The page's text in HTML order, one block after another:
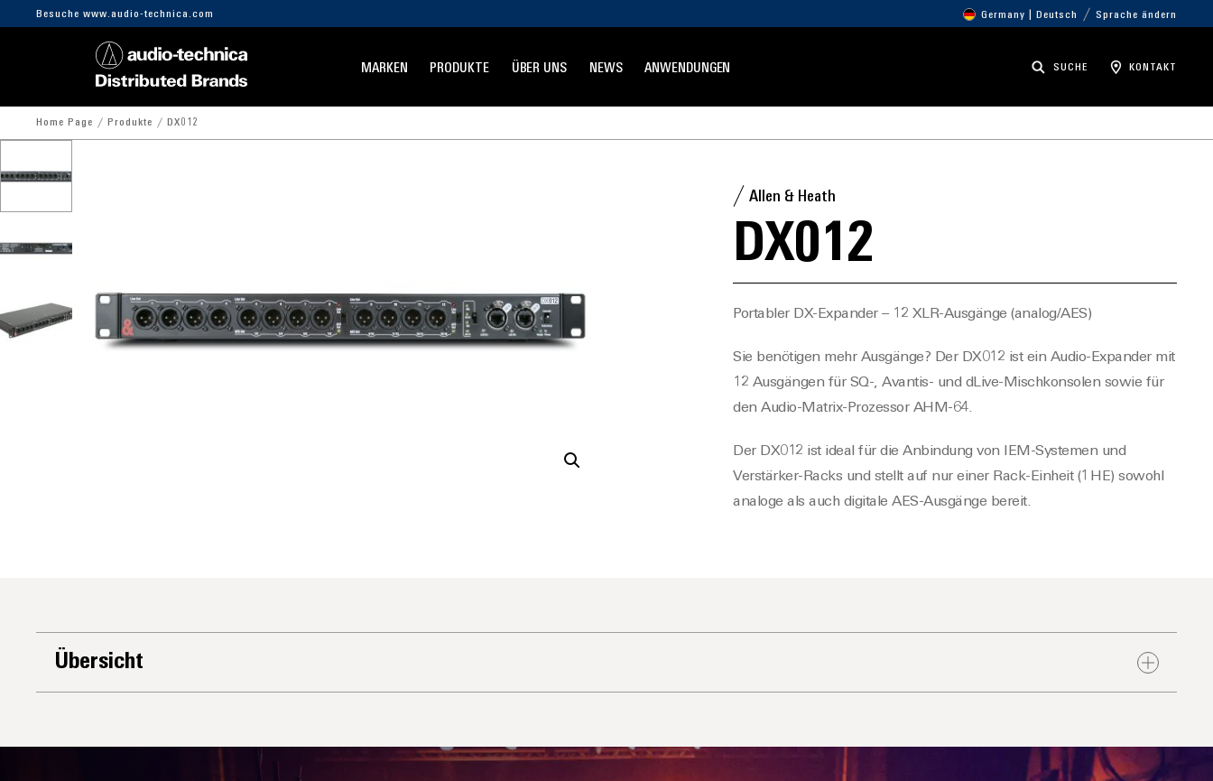
Besuche www.audio-technica.com Germany | Deutsch Sprache ändern
MARKEN PRODUKTE ÜBER UNS NEWS ANWENDUNGEN SUCHE KONTAKT
Home Page Produkte DX012
Allen & Heath
DX012
Portabler DX-Expander – 12 XLR-Ausgänge (analog/AES)
Sie benötigen mehr Ausgänge? Der DX012 ist ein Audio-Expander mit
12 Ausgängen für SQ-, Avantis- und dLive-Mischkonsolen sowie für
den Audio-Matrix-Prozessor AHM-64.
Der DX012 ist ideal für die Anbindung von IEM-Systemen und
Verstärker-Racks und stellt auf nur einer Rack-Einheit (1 HE) sowohl
analoge als auch digitale AES-Ausgänge bereit.
Übersicht